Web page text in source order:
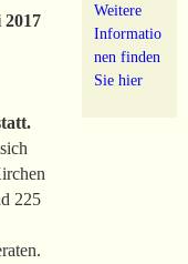
225
Weitere
Informatio
nen finden
Sie hier